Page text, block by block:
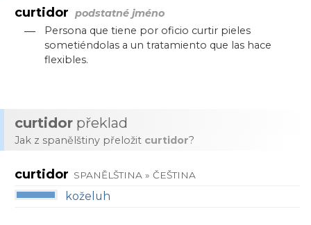
curtidor podstatné jméno
—
Persona que tiene por oficio curtir pieles
sometiéndolas a un tratamiento que las hace
flexibles.
curtidor překlad
Jak z spanělštiny přeložit curtidor?
curtidor SPANĚLŠTINA » ČEŠTINA
koželuh